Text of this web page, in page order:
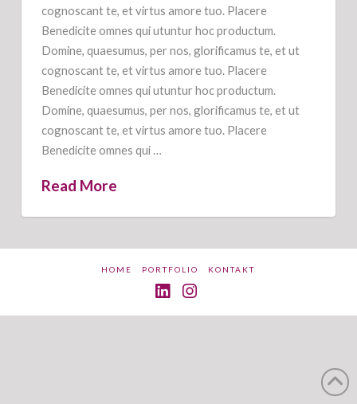
cognoscant te, et virtus amore tuo. Placere
Benedicite omnes qui utuntur hoc productum.
Domine, quaesumus, per nos, glorificamus te, et ut
cognoscant te, et virtus amore tuo. Placere
Benedicite omnes qui utuntur hoc productum.
Domine, quaesumus, per nos, glorificamus te, et ut
cognoscant te, et virtus amore tuo. Placere
Benedicite omnes qui …
Read More
HOME PORTFOLIO KONTAKT